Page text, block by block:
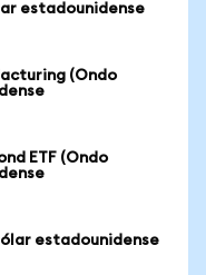
estadounidense
(Ondo
ETF (Ondo
estadounidense